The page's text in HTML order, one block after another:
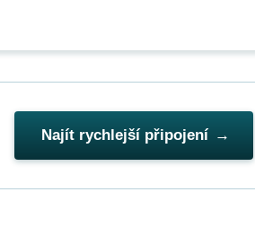
Najít rychlejší připojení